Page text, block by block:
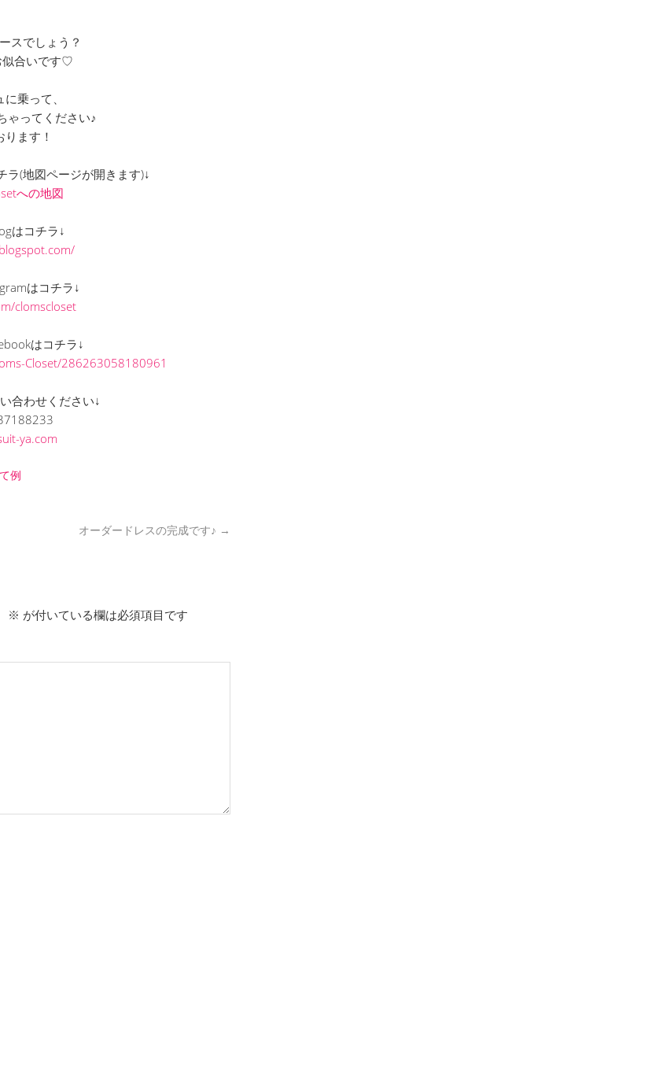
スでしょう？
似合いです♡
乗って、
ゃってください♪
ます！
ラ(地図ページが開きます)↓
への地図
はコチラ↓
はコチラ↓
clomscloset
はコチラ↓
Closet/286263058180961
合わせください↓
ya.com
例
オーダードレスの完成です♪ →
※ が付いている欄は必須項目です